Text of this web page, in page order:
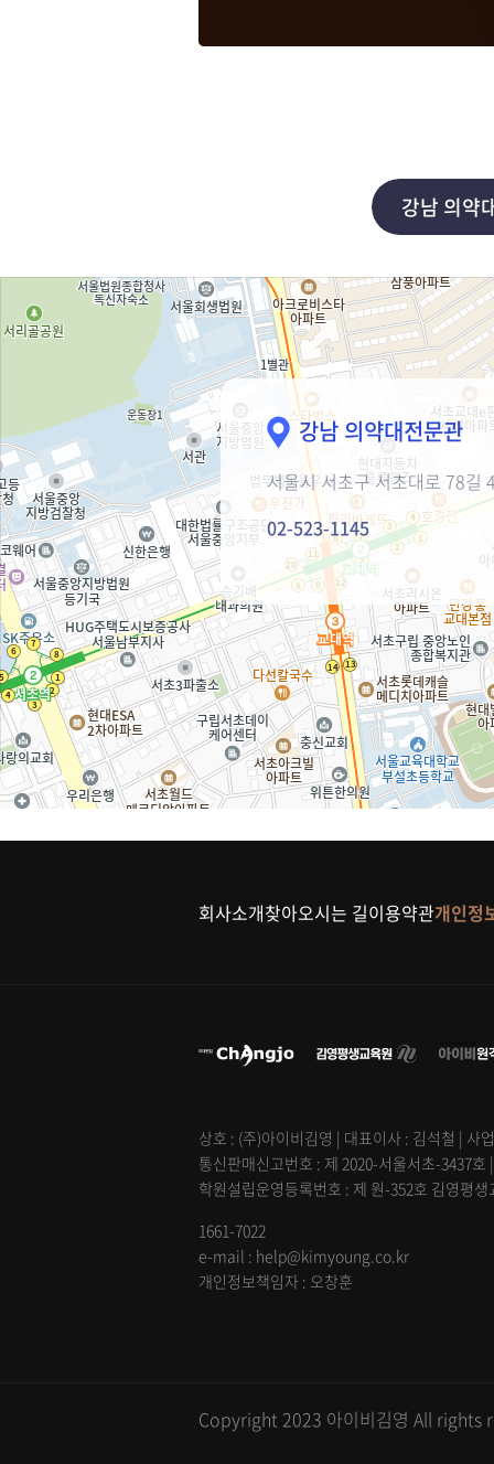
강남 의약
강남 의약대전문관
서울시 서초구 서초대로 78길
02-523-1145
회사소개찾아오시는 길이용약관개인정
상호 : (주)아이비김영 | 대표이사 : 김석철 | 사
통신판매신고번호 : 제 2020-서울서초-3437
학원설립운영등록번호 : 제 원-352호 김영평
1661-7022
e-mail : help@kimyoung.co.kr
개인정보책임자 : 오창훈
Copyright 2023 아이비김영 All rights